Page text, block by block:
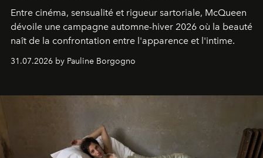
Entre cinéma, sensualité et rigueur sartoriale, McQueen
dévoile une campagne automne-hiver 2026 où la beauté
naît de la confrontation entre l'apparence et l'intime.
31.07.2026 by Pauline Borgogno